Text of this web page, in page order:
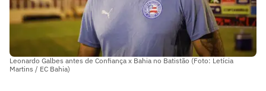
Leonardo Galbes antes de Confiança x Bahia no Batistão (Foto: Letícia
Martins / EC Bahia)